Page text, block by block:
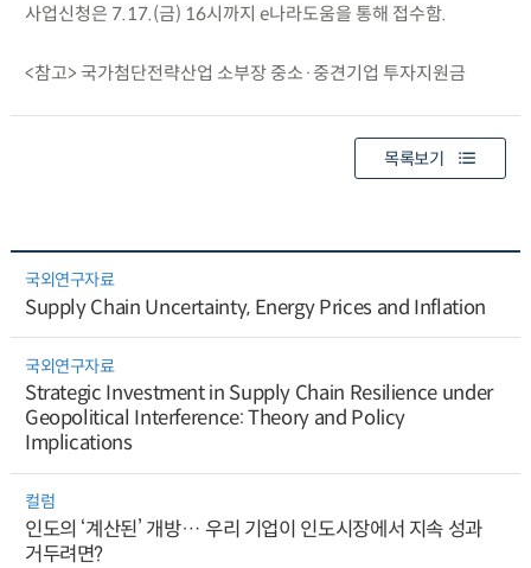
사업신청은 7.17.(금) 16시까지 e나라도움을 통해 접수함.
<참고> 국가첨단전략산업 소부장 중소·중견기업 투자지원금
목록보기
국외연구자료
Supply Chain Uncertainty, Energy Prices and Inflation
국외연구자료
Strategic Investment in Supply Chain Resilience under
Geopolitical Interference: Theory and Policy
Implications
컬럼
인도의 ‘계산된’ 개방… 우리 기업이 인도시장에서 지속 성과
거두려면?